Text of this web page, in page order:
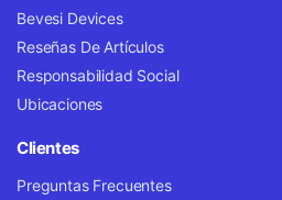
Bevesi Devices
Reseñas De Artículos
Responsabilidad Social
Ubicaciones
Clientes
Preguntas Frecuentes